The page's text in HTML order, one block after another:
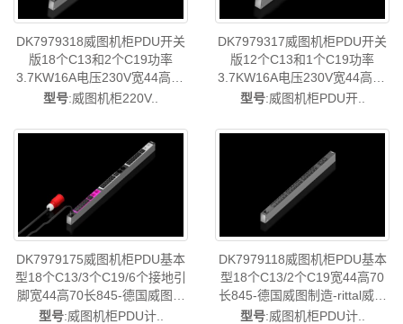
DK7979318威图机柜PDU开关
版18个C13和2个C19功率
3.7KW16A电压230V宽44高70
长1095电气连接类型中东欧-德
威图电柜威图母线威图风扇威
图PDU威图售后DK7979.318
型号:威图机柜220V..
DK7979317威图机柜PDU开关
版12个C13和1个C19功率
3.7KW16A电压230V宽44高70
长845-德国威图制造-rittal威图
图风扇威图PDU威图售后
DK7979.317
型号:威图机柜PDU开..
DK7979175威图机柜PDU基本
型18个C13/3个C19/6个接地引
脚宽44高70长845-德国威图制
造-rittal威图空调维修威图电柜
型号:威图机柜PDU计..
DK7979118威图机柜PDU基本
型18个C13/2个C19宽44高70
长845-德国威图制造-rittal威图
空调维修威图电柜威图母线威
型号:威图机柜PDU计..